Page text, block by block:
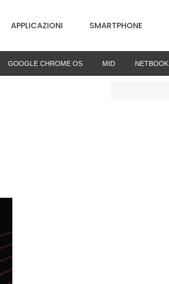
APPLICAZIONI SMARTPHONE
GOOGLE CHROME OS MID NETBOOK